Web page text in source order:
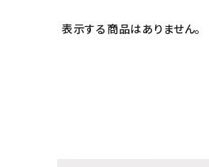
表示する商品はありません。